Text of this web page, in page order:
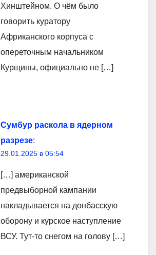
Хинштейном. О чём было
говорить куратору
Африканского корпуса с
опереточным начальником
Курщины, официально не […]
Сумбур раскола в ядерном
разрезе:
29.01.2025 в 05:54
[…] американской
предвыборной кампании
накладывается на донбасскую
оборону и курское наступление
ВСУ. Тут-то снегом на голову […]